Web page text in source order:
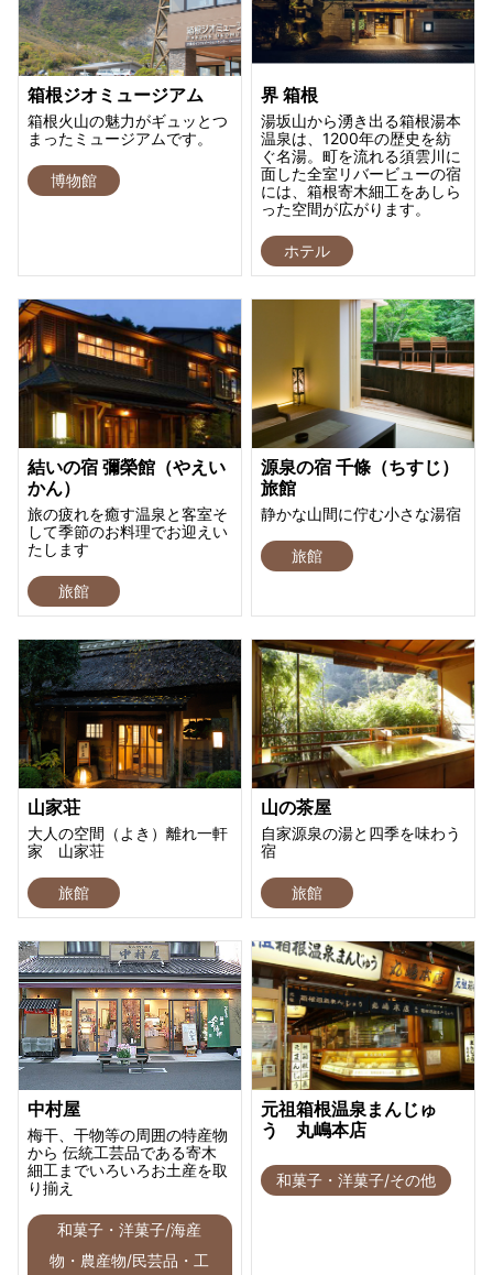
箱根ジオミュージアム
箱根火山の魅力がギュッとつ
まったミュージアムです。
博物館
界 箱根
湯坂山から湧き出る箱根湯本
温泉は、1200年の歴史を紡
ぐ名湯。町を流れる須雲川に
面した全室リバービューの宿
には、箱根寄木細工をあしら
った空間が広がります。
ホテル
結いの宿 彌榮館（やえい
かん）
旅の疲れを癒す温泉と客室そ
して季節のお料理でお迎えい
たします
旅館
源泉の宿 千條（ちすじ）
旅館
静かな山間に佇む小さな湯宿
旅館
山家荘
大人の空間（よき）離れ一軒
家 山家荘
旅館
山の茶屋
自家源泉の湯と四季を味わう
宿
旅館
中村屋
梅干、干物等の周囲の特産物
から 伝統工芸品である寄木
細工までいろいろお土産を取
り揃え
和菓子・洋菓子/海産
物・農産物/民芸品・工
元祖箱根温泉まんじゅ
う 丸嶋本店
和菓子・洋菓子/その他